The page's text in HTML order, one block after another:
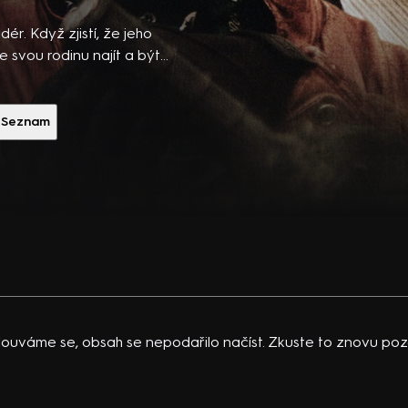
Když zjistí, že jeho
svou rodinu najít a být
především
šéfa místního
Seznam
se, obsah se nepodařilo načíst. Zkuste to znovu
K.